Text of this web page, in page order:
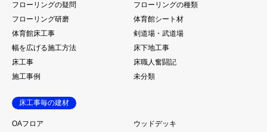
フローリングの疑問
フローリングの種類
フローリング研磨
体育館シート材
体育館床工事
剣道場・武道場
幅を広げる施工方法
床下地工事
床工事
床職人奮闘記
施工事例
未分類
床工事毎の建材
OAフロア
ウッドデッキ